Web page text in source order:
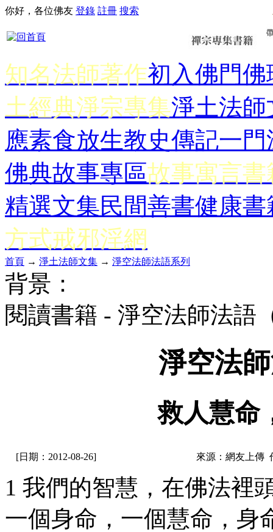
你好，各位佛友 登錄 註冊 搜索
知名法師著作初入佛門佛
土經典淨宗專集淨土法師
應素食放生教史傳記一門
佛典故事專區故事寓言書
精選文集民間善書健康書
方式戒邪淫網
首頁 → 淨土法師文集 → 淨空法師法語系列
背景：
閱讀書籍 - 淨空法師法語
淨空法
救人慧命
[日期：2012-08-26] 來源：網友上傳
1 我們的智慧，在佛法裡
一個身命，一個慧命，身